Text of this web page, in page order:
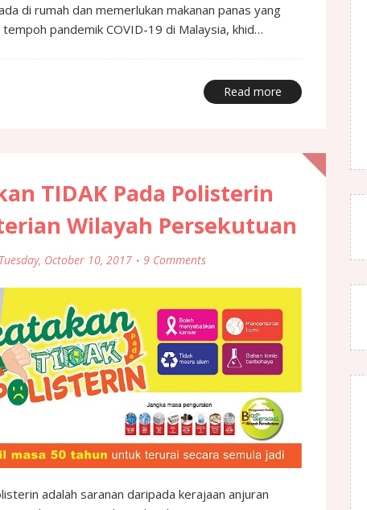
di rumah dan memerlukan makanan panas yang
pandemik COVID-19 di Malaysia, khid…
Read more
TIDAK Pada Polisterin
Wilayah Persekutuan
Tuesday, October 10, 2017 9 Comments
adalah saranan daripada kerajaan anjuran